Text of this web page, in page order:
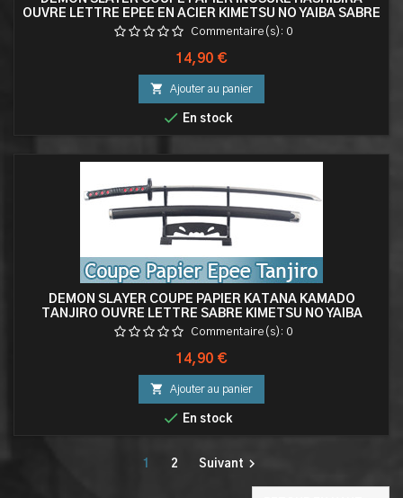
OUVRE LETTRE EPEE EN ACIER KIMETSU NO YAIBA SABRE
Commentaire(s): 0
Prix
14,90 €
 Ajouter au panier
 En stock
DEMON SLAYER COUPE PAPIER KATANA KAMADO
TANJIRO OUVRE LETTRE SABRE KIMETSU NO YAIBA
Commentaire(s): 0
Prix
14,90 €
 Ajouter au panier
 En stock
1 2 Suivant 